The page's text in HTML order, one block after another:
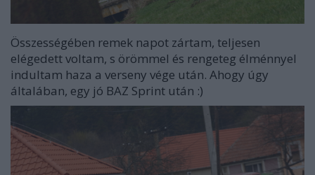
Összességében remek napot zártam, teljesen
elégedett voltam, s örömmel és rengeteg élménnyel
indultam haza a verseny vége után. Ahogy úgy
általában, egy jó BAZ Sprint után :)